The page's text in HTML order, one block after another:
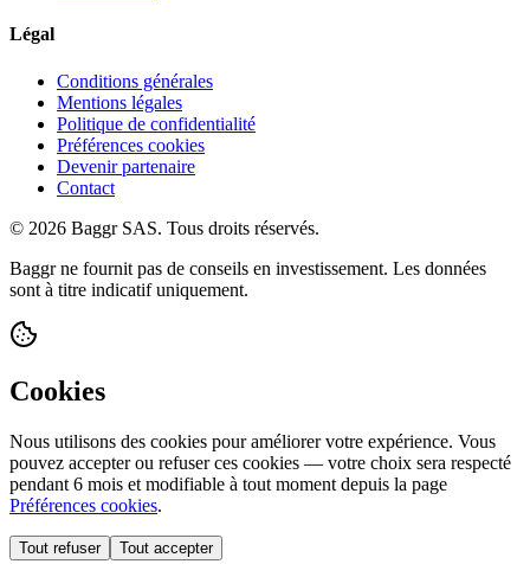
Légal
Conditions générales
Mentions légales
Politique de confidentialité
Préférences cookies
Devenir partenaire
Contact
© 2026 Baggr SAS. Tous droits réservés.
Baggr ne fournit pas de conseils en investissement. Les données
sont à titre indicatif uniquement.
Cookies
Nous utilisons des cookies pour améliorer votre expérience. Vous
pouvez accepter ou refuser ces cookies — votre choix sera respecté
pendant 6 mois et modifiable à tout moment depuis la page
Préférences cookies.
Tout refuser Tout accepter